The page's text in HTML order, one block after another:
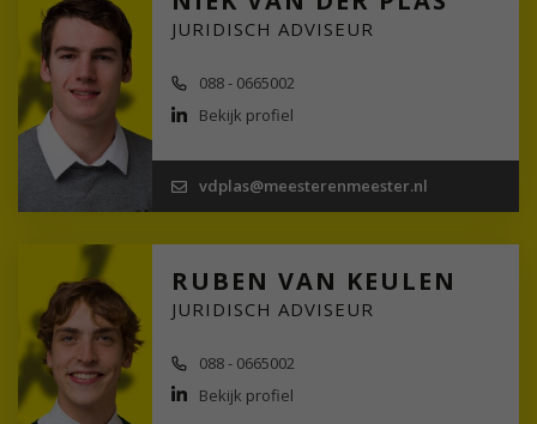
JURIDISCH ADVISEUR
088 - 0665002
Bekijk profiel
vdplas@meesterenmeester.nl
RUBEN VAN KEULEN
JURIDISCH ADVISEUR
088 - 0665002
Bekijk profiel